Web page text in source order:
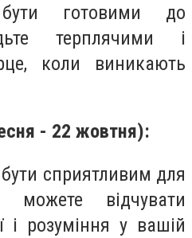
готовими до
терплячими і
коли виникають
- 22 жовтня):
сприятливим для
відчувати
і розуміння у вашій